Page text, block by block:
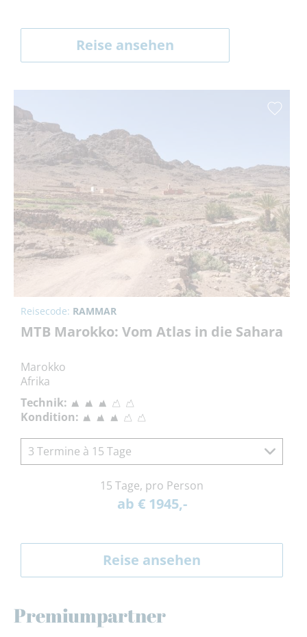
Reise ansehen
Reisecode: RAMMAR
MTB Marokko: Vom Atlas in die Sahara
Marokko
Afrika
Technik:
Kondition:
3 Termine à 15 Tage
15 Tage, pro Person
ab € 1945,-
Reise ansehen
Premiumpartner